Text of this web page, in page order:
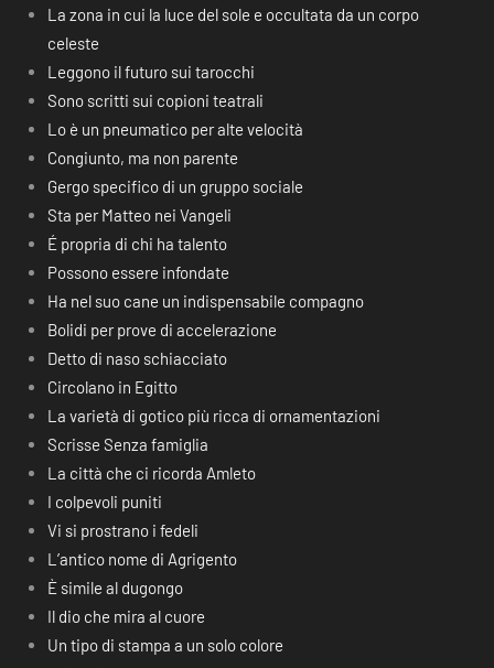
La zona in cui la luce del sole e occultata da un corpo
celeste
Leggono il futuro sui tarocchi
Sono scritti sui copioni teatrali
Lo è un pneumatico per alte velocità
Congiunto, ma non parente
Gergo specifico di un gruppo sociale
Sta per Matteo nei Vangeli
É propria di chi ha talento
Possono essere infondate
Ha nel suo cane un indispensabile compagno
Bolidi per prove di accelerazione
Detto di naso schiacciato
Circolano in Egitto
La varietà di gotico più ricca di ornamentazioni
Scrisse Senza famiglia
La città che ci ricorda Amleto
I colpevoli puniti
Vi si prostrano i fedeli
L’antico nome di Agrigento
È simile al dugongo
Il dio che mira al cuore
Un tipo di stampa a un solo colore